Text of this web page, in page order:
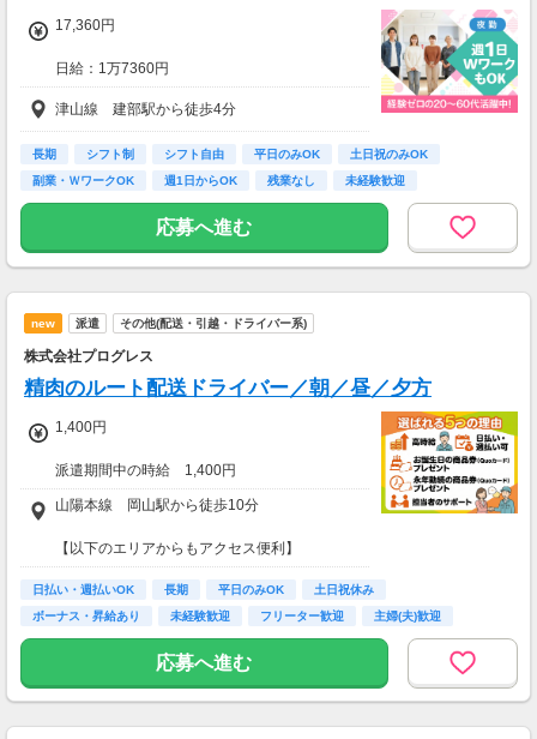
17,360円
日給：1万7360円
※深夜割増賃金含む
・交通費規定内支給（バイク通勤・車通勤OK）
・試用期間なし
・雇用期間の定めあり（原則6ヶ月、4月・10月
※個人評価、会社の経営状況により判断
※更新上限：年数及び回数に上限無し
・昇給あり（年2回 個人の評価による）
＜月8日出勤の場合＞
日給17360円×週2日=月収138880円
津山線 建部駅から徒歩4分
長期 シフト制 シフト自由 平日のみOK
土日祝のみOK
副業・ＷワークOK
週1日からOK 残業なし 未経験歓迎
応募へ進む
new 派遣 その他(配送・引越・ドライバー系)
株式会社プログレス
精肉のルート配送ドライバー／朝／昼／夕方
1,400円
派遣期間中の時給 1,400円
派遣期間満了後は正社員となります。
企業と直接雇用契約をする前に、働いてみたい
会社で派遣期間内に実際に働けますので、
業務内容や職場の雰囲気をしっかり確認するこ
●いきなり社員として働くことの不安を、取り
除くことが出来る！
山陽本線 岡山駅から徒歩10分
【以下のエリアからもアクセス便利】
岡山市中区
倉敷市
岡山市南区
岡山市東区
玉野市
日払い・週払いOK 長期 平日のみOK
土日祝休み
ボーナス・昇給あり
未経験歓迎 フリーター歓迎
主婦(夫)歓迎
経験者歓迎
応募へ進む